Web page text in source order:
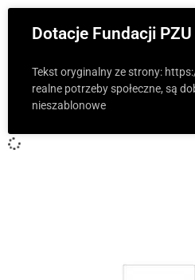
Dotacje Fundacji PZU
Tekst oryginalny ze strony:
realne potrzeby społeczne, są
nieszablonowe